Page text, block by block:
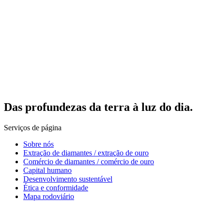
Das profundezas da terra à luz do dia.
Serviços de página
Sobre nós
Extração de diamantes / extração de ouro
Comércio de diamantes / comércio de ouro
Capital humano
Desenvolvimento sustentável
Ética e conformidade
Mapa rodoviário